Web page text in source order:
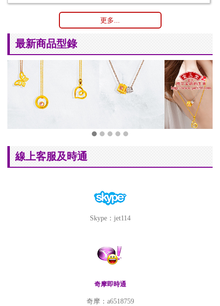
更多...
最新商品型錄
線上客服及時通
Skype：jet114
奇摩即時通
奇摩：a6518759